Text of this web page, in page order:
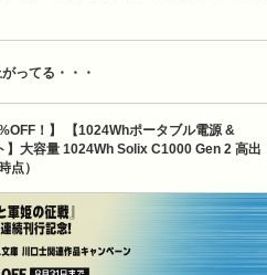
ってる・・・
！】 【1024Whポータブル電源 &
大容量 1024Wh Solix C1000 Gen 2 高出
点）